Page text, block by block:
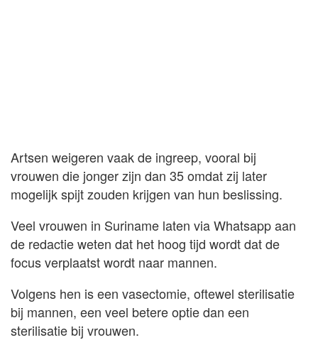
Artsen weigeren vaak de ingreep, vooral bij
vrouwen die jonger zijn dan 35 omdat zij later
mogelijk spijt zouden krijgen van hun beslissing.
Veel vrouwen in Suriname laten via Whatsapp aan
de redactie weten dat het hoog tijd wordt dat de
focus verplaatst wordt naar mannen.
Volgens hen is een vasectomie, oftewel sterilisatie
bij mannen, een veel betere optie dan een
sterilisatie bij vrouwen.